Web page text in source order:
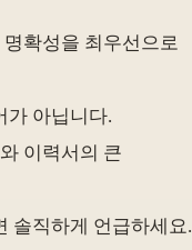
확성을 최우선으로
가 아닙니다.
이력서의 큰
솔직하게 언급하세요.